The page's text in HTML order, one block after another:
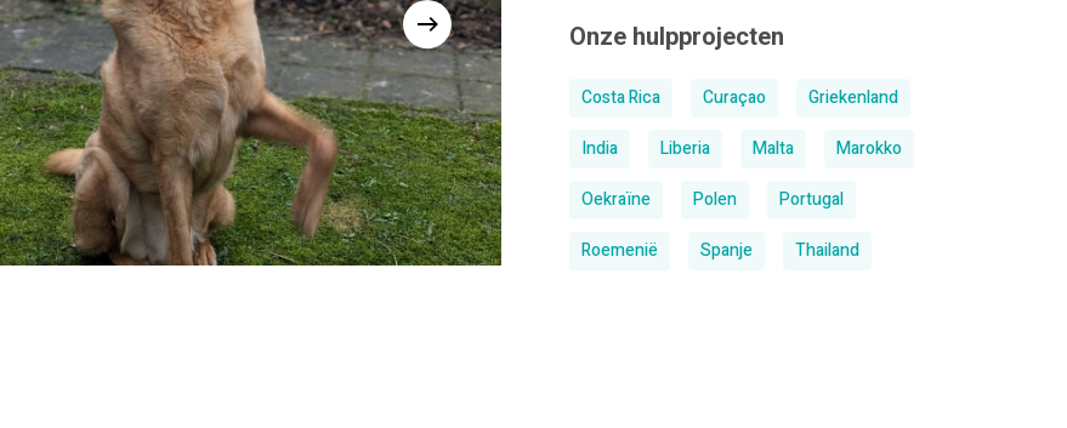
Onze hulpprojecten
Costa Rica Curaçao
Griekenland
India
Liberia Malta
Marokko
Oekraïne
Polen
Portugal
Roemenië
Spanje Thailand